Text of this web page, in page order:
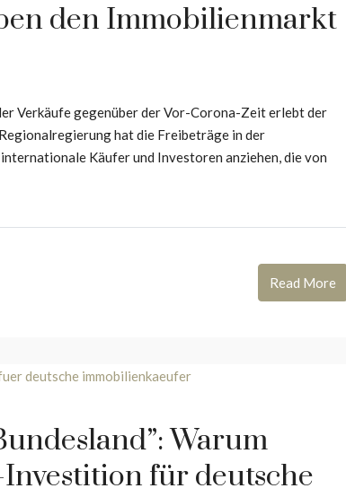
den Immobilienmarkt
Verkäufe gegenüber der Vor-Corona-Zeit erlebt der
hat die Freibeträge in der
Käufer und Investoren anziehen, die von
Read More
Warum
für deutsche